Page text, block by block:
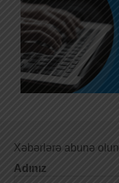
Xəbərlərə abunə olun
Adınız